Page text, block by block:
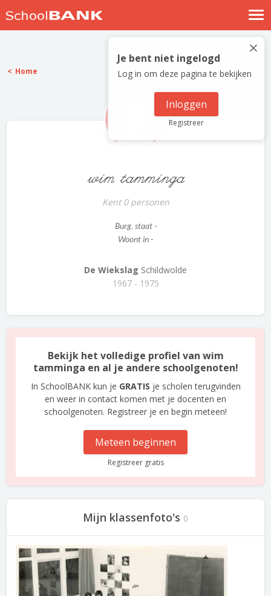
Nostalgische verhalen
Log in
Meld je gratis aan
×
Je bent niet ingelogd
Log in om deze pagina te bekijken
Inloggen
Registreer
Home
wim tamminga
Kent 0 personen
Burg. staat -
Woont in -
De Wiekslag Schildwolde
1967 - 1975
Bekijk het volledige profiel van wim
tamminga en al je andere schoolgenoten!
In SchoolBANK kun je GRATIS je scholen terugvinden
en weer in contact komen met je docenten en
schoolgenoten. Registreer je en begin meteen!
Meteen beginnen
Registreer gratis
Mijn klassenfoto's 0